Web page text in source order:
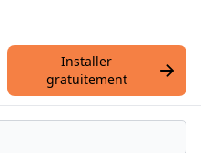
Installer
gratuitement